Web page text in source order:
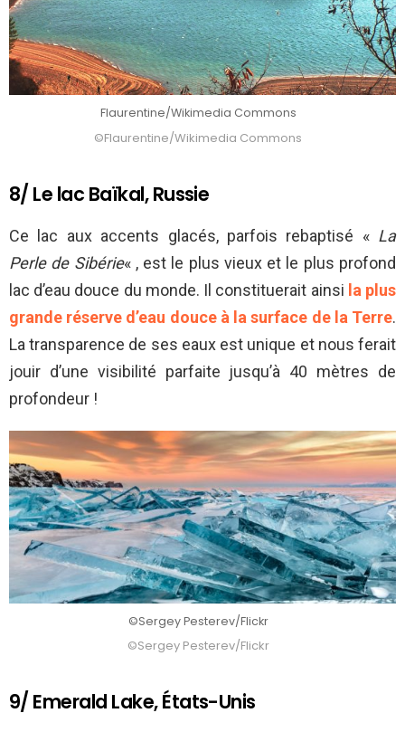
Flaurentine/Wikimedia Commons
©Flaurentine/Wikimedia Commons
8/ Le lac Baïkal, Russie
Ce lac aux accents glacés, parfois rebaptisé « La
Perle de Sibérie« , est le plus vieux et le plus profond
lac d’eau douce du monde. Il constituerait ainsi la plus
grande réserve d’eau douce à la surface de la Terre.
La transparence de ses eaux est unique et nous ferait
jouir d’une visibilité parfaite jusqu’à 40 mètres de
profondeur !
©Sergey Pesterev/Flickr
©Sergey Pesterev/Flickr
9/ Emerald Lake, États-Unis